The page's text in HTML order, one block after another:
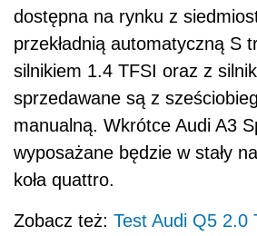
dostępna na rynku z
przekładnią automatyczną S
silnikiem 1.4 TFSI oraz z
sprzedawane są z
manualną. Wkrótce Audi A3
wyposażane będzie w stały
koła quattro.
Zobacz też: Test Audi Q5 2.0